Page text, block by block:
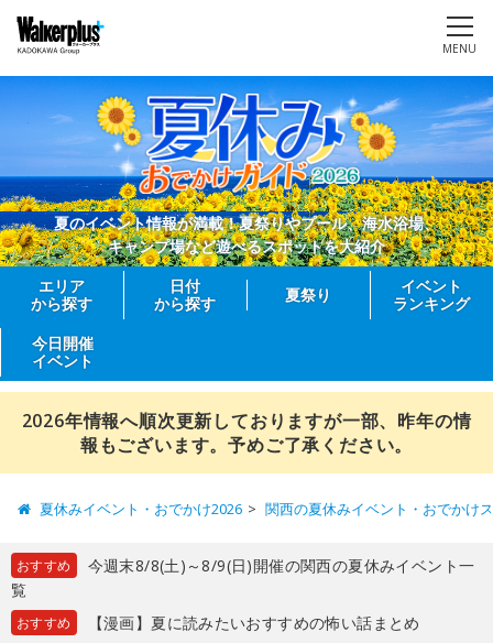
MENU
夏のイベント情報が満載！夏祭りやプール、海水浴場、
キャンプ場など遊べるスポットを大紹介
エリア
から探す
日付
から探す
夏祭り
イベント
ランキング
今日開催
イベント
2026年情報へ順次更新しておりますが一部、昨年の情
報もございます。予めご了承ください。
夏休みイベント・おでかけ2026 関西の夏休みイベント・おでかけ
おすすめ
今週末8/8(土)～8/9(日)開催の関西の夏休みイベント一
覧
おすすめ 【漫画】夏に読みたいおすすめの怖い話まとめ